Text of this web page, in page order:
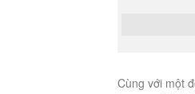
Cùng với một